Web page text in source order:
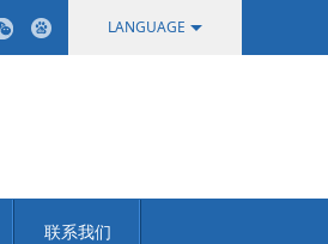
LANGUAGE
联系我们